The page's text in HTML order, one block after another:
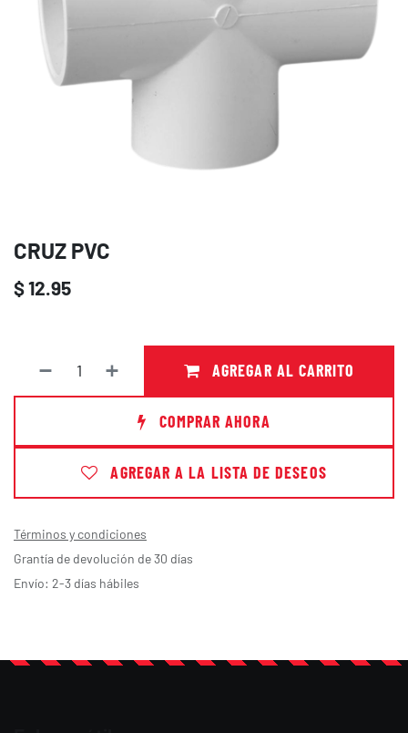
CRUZ PVC
$12.95
AGREGAR AL CARRITO
COMPRAR AHORA
AGREGAR A LA LISTA DE DESEOS
Términos y condiciones
Grantía de devolución de 30 días
Envío: 2-3 días hábiles